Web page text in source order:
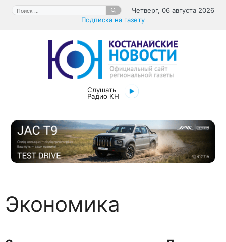
Перейти
содержимому
Поиск:
Четверг, 06 августа 2026
Подписка на газету
Слушать
Радио КН
Экономика